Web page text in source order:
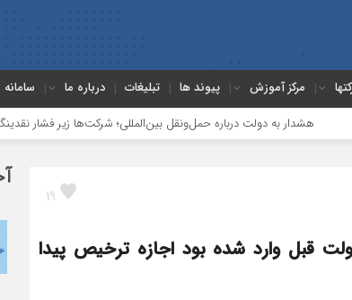
مرکز آموزش پیوند ها تبلیغات درباره ما سامانه
درباره حمل‌ونقل بین‌المللی؛ شرکت‌ها زیر فشار نقدینگی، مالیات و افت
19
قبل وارد شده بود اجازه ترخیص پیدا